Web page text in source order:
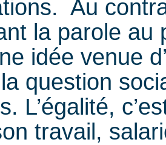
Au
la parole au
idée venue
question
L’égalité,
travail,